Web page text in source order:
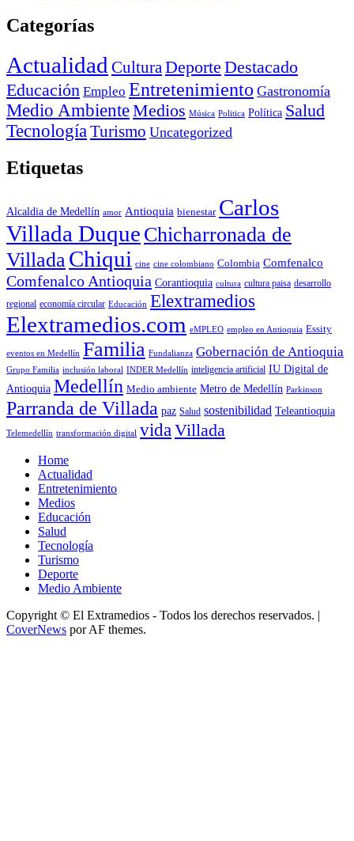
Categorías
Actualidad CulturaDeporte Destacado
Educación Empleo Entretenimiento Gastronomía
Medio AmbienteMedios Música Politica Política Salud
TecnologíaTurismo Uncategorized
Etiquetas
Alcaldia de Medellín amor Antioquia bienestar Carlos
Villada Duque Chicharronada de
VilladaChiqui cine cine colombiano Colombia Comfenalco
Comfenalco Antioquia Corantioquia cultura cultura paisa desarrollo
regional economía circular Educación Elextramedios
Elextramedios.com eMPLEO empleo en Antioquia Essity
eventos en Medellín Familia Fundalianza Gobernación de Antioquia
Grupo Familia inclusión laboral INDER Medellín inteligencia artificial IU Digital de
Antioquia Medellín Medio ambiente Metro de Medellín Parkinson
Parranda de Villada paz Salud sostenibilidad Teleantioquia
Telemedellín transformación digital vida Villada
Home
Actualidad
Entretenimiento
Medios
Educación
Salud
Tecnología
Turismo
Deporte
Medio Ambiente
Copyright © El Extramedios - Todos los derechos reservados. |
CoverNews por AF themes.